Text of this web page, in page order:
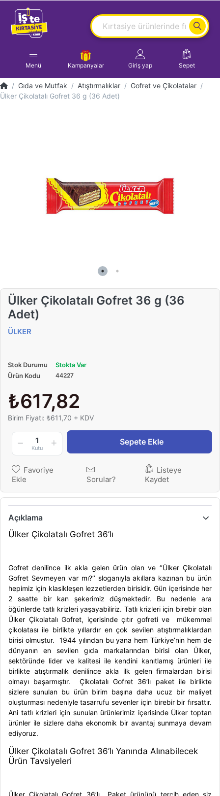
Menü Kampanyalar Giriş yap Sepet
Gıda ve Mutfak Atıştırmalıklar
Gofret ve Çikolatalar
Ülker Çikolatalı Gofret 36 g (36 Adet)
Ülker Çikolatalı Gofret 36 g (36
Adet)
ÜLKER
Stok Durumu
Stokta Var
Ürün Kodu
44227
₺617,82
Birim Fiyatı: ₺611,70 + KDV
1
Kutu
Sepete Ekle
Favoriye
Ekle
Sorular?
Listeye
Kaydet
Açıklama
Ülker Çikolatalı Gofret 36’lı
Gofret denilince ilk akla gelen ürün olan ve ‘’Ülker Çikolatalı
Gofret Sevmeyen var mı?’’ sloganıyla akıllara kazınan bu ürün
hepimiz için klasikleşen lezzetlerden birisidir. Gün içerisinde her
2 saatte bir kan şekerimiz düşmektedir. Bu nedenle ara
öğünlerde tatlı krizleri yaşayabiliriz. Tatlı krizleri için birebir olan
Ülker Çikolatalı Gofret, içerisinde çıtır gofreti ve mükemmel
çikolatası ile birlikte yıllardır en çok sevilen atıştırmalıklardan
birisi olmuştur. 1944 yılından bu yana hem Türkiye’nin hem de
dünyanın en sevilen gıda markalarından birisi olan Ülker,
sektöründe lider ve kalitesi ile kendini kanıtlamış ürünleri ile
birlikte atıştırmalık denilince akla ilk gelen firmalardan birisi
olmayı başarmıştır. Çikolatalı Gofret 36’lı paketile birlikte
sizlere sunulan bu ürün birim başına daha ucuz bir maliyet
oluşturması nedeniyle tasarrufu sevenler için birebir bir fırsattır.
Ani tatlı krizleri için sunulan ürünlerimiz içerisinde Ülker toptan
ürünler ile sizlere daha ekonomik bir avantaj sunmaya devam
ediyoruz.
Ülker Çikolatalı Gofret 36’lı Yanında Alınabilecek
Ürün Tavsiyeleri
Ülker Çikolatalı Gofret 36’lı Paket ürününü tercih eden siz